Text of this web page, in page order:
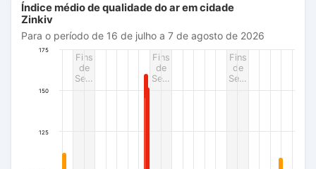
Bar chart with 487 bars.
Para o período de 16 de julho a 7 de agosto de 2026
The chart has 1 X axis displaying Data. Data ranges from
The chart has 1 Y axis displaying AQI PM2.5. Data ranges
Fins
de
Se…
Fins
de
Se…
Fins
de
Se…
Índice médio de qualidade do ar em cidade
Zinkiv
Para o período de 16 de julho a 7 de agosto de 2026
125
150
175